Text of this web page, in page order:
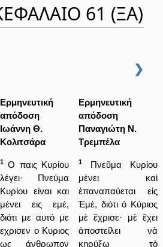
61 (ΞΑ)
❯
Ερμηνευτική
απόδοση
Ιωάννη Θ.
Κολιτσάρα
Ερμηνευτική
απόδοση
Παναγιώτη Ν.
Τρεμπέλα
1 Ο παις Κυρίου
λέγει· Πνεύμα
Κυρίου είναι και
μένει εις εμέ,
διότι με αυτό με
εχρισεν ο Κυριος
ως άνθρωπον
1
Πνεῦμα Κυρίου
μένει καὶ
ἐπαναπαύεται εἰς
Ἐμέ, διότι ὁ Κύριος
μὲ ἔχρισε· μὲ ἔχει
ἀποστείλει νὰ
κηρύξω τὸ